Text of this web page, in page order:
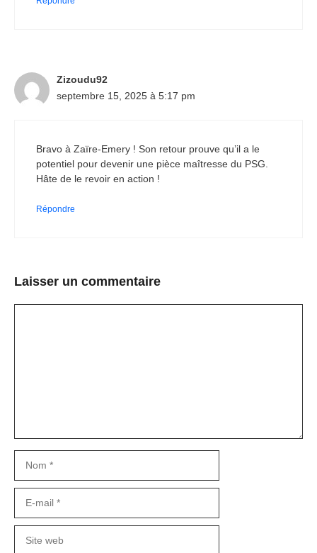
Zizoudu92
septembre 15, 2025 à 5:17 pm
Bravo à Zaïre-Emery ! Son retour prouve qu’il a le
potentiel pour devenir une pièce maîtresse du PSG.
Hâte de le revoir en action !
Répondre
Laisser un commentaire
mail
web